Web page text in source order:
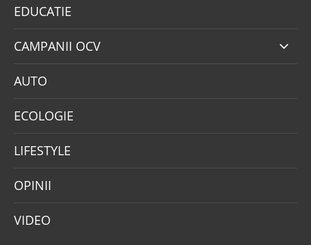
EDUCATIE
CAMPANII OCV
AUTO
ECOLOGIE
LIFESTYLE
OPINII
VIDEO